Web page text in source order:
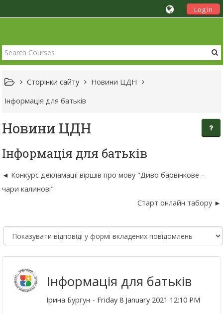
Log In
Сторінки сайту
Новини ЦДН
Інформація для батьків
Новини ЦДН
Інформація для батьків
Конкурс декламації віршів про мову "Диво барвінкове -
чари калинові"
Старт онлайн табору
Інформація для батьків
Ірина Бургун - Friday 8 January 2021 12:10 PM